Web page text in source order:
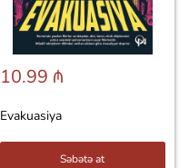
10.99 ₼
Evakuasiya
Səbətə at